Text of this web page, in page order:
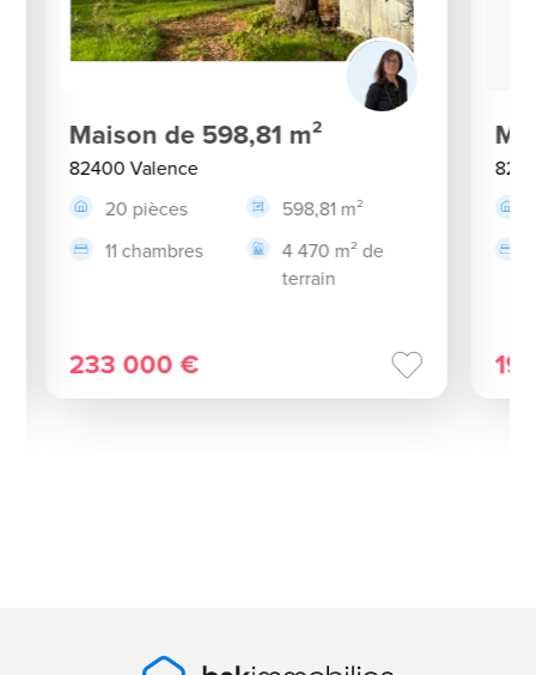
Maison de 598,81 m²
82400 Valence
20 pièces
598,81 m²
11 chambres
4 470 m² de
terrain
233 000 €